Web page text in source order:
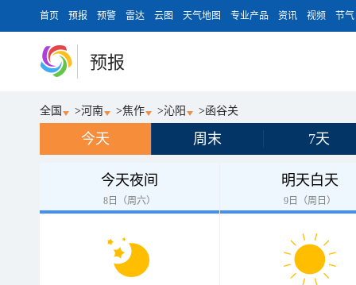
首页 预报 预警 雷达 云图 天气地图 专业产品 资讯 视频 节气
预报
全国 >河南 >焦作 >沁阳 >函谷关
今天 周末 7天
今天夜间
8日（周六）
明天白天
9日（周日）